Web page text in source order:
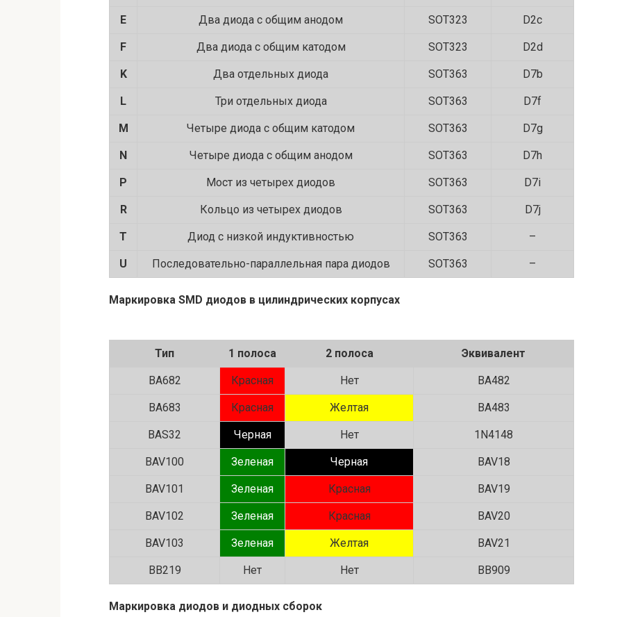
E Два диода с общим анодом SOT323 D2c
F Два диода с общим катодом SOT323 D2d
K Два отдельных диода SOT363 D7b
L Три отдельных диода SOT363 D7f
M Четыре диода с общим катодом SOT363 D7g
N Четыре диода с общим анодом SOT363 D7h
P Мост из четырех диодов SOT363 D7i
R Кольцо из четырех диодов SOT363 D7j
T Диод с низкой индуктивностью SOT363 –
U Последовательно-параллельная пара диодов SOT363 –
Маркировка SMD диодов в цилиндрических корпусах
Тип 1 полоса 2 полоса Эквивалент
BA682 Красная Нет BA482
BA683 Красная Желтая BA483
BAS32 Черная Нет 1N4148
BAV100 Зеленая Черная BAV18
BAV101 Зеленая Красная BAV19
BAV102 Зеленая Красная BAV20
BAV103 Зеленая Желтая BAV21
BB219 Нет Нет BB909
Маркировка диодов и диодных сборок